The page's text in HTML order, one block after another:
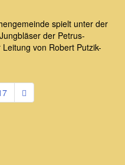
spielt unter der
der Petrus-
von Robert Putzik-